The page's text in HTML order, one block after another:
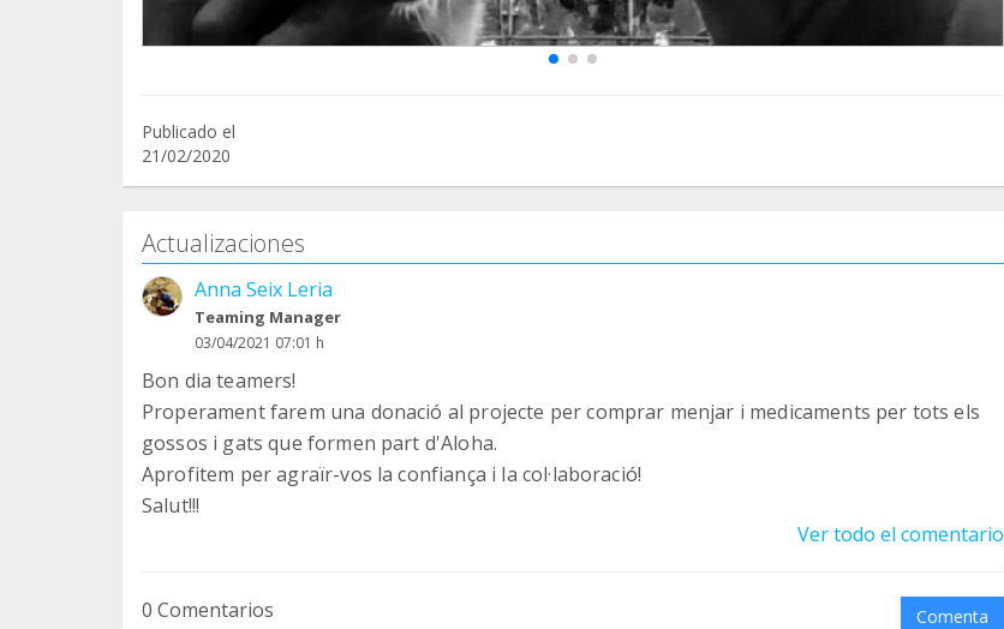
Publicado el
21/02/2020
Actualizaciones
Anna Seix Leria
Teaming Manager
03/04/2021 07:01 h
Bon dia teamers!
Properament farem una donació al projecte per comprar menjar i medicaments per tots els
gossos i gats que formen part d'Aloha.
Aprofitem per agraïr-vos la confiança i la col·laboració!
Salut!!!
Ver todo el comentario
0 Comentarios Comenta